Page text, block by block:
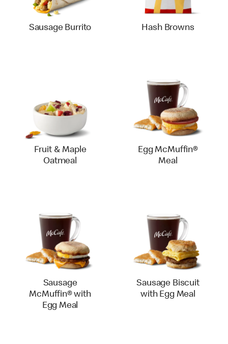
Sausage Burrito Hash Browns
Fruit & Maple
Oatmeal
Egg McMuffin®
Meal
Sausage
McMuffin® with
Egg Meal
Sausage Biscuit
with Egg Meal